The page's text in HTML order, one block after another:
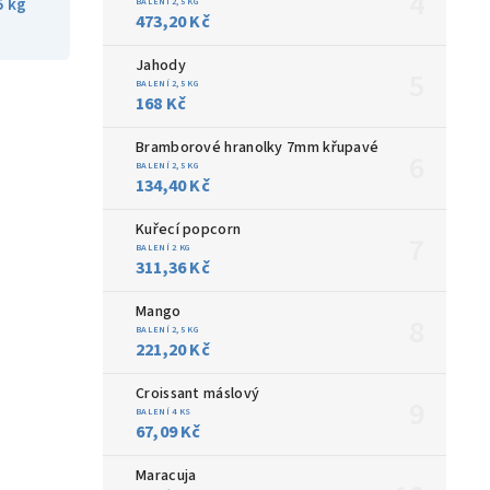
473,20 Kč
Jahody
BALENÍ 2,5 KG
168 Kč
Bramborové hranolky 7mm křupavé
BALENÍ 2,5 KG
134,40 Kč
Kuřecí popcorn
BALENÍ 2 KG
311,36 Kč
Mango
BALENÍ 2,5 KG
221,20 Kč
Croissant máslový
BALENÍ 4 KS
67,09 Kč
Maracuja